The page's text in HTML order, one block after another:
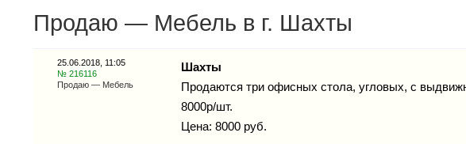
Продаю — Мебель в г. Шахты
25.06.2018, 11:05
№ 216116
Продаю — Мебель
Шахты
Продаются три офисных стола, угловых, с
8000р/шт.
Цена: 8000 руб.